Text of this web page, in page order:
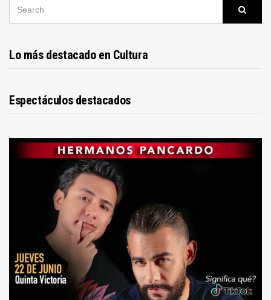
Lo más destacado en Cultura
Espectáculos destacados